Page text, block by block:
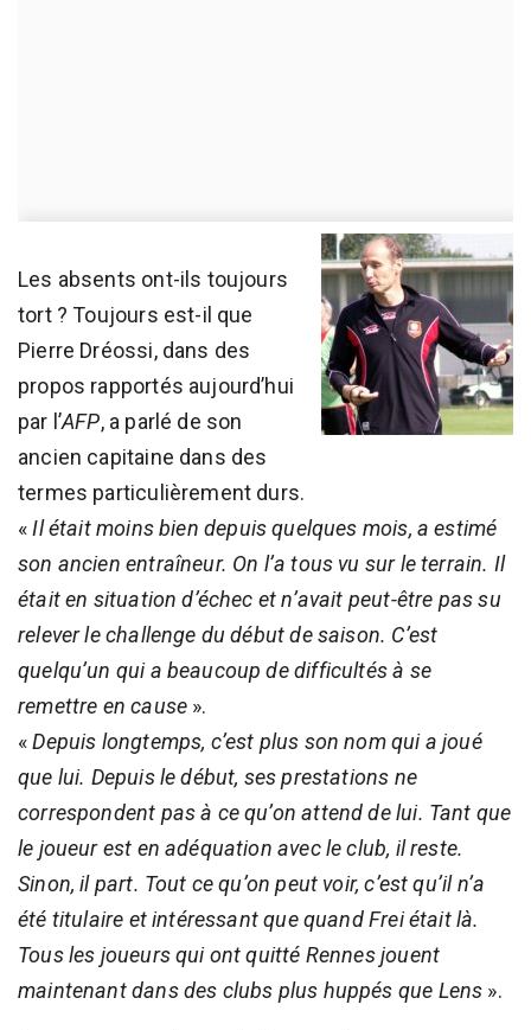
Les absents ont-ils toujours
tort ? Toujours est-il que
Pierre Dréossi, dans des
propos rapportés aujourd’hui
par l’AFP, a parlé de son
ancien capitaine dans des
termes particulièrement durs.
«Il était moins bien depuis quelques mois, a estimé
son ancien entraîneur. On l’a tous vu sur le terrain. Il
était en situation d’échec et n’avait peut-être pas su
relever le challenge du début de saison. C’est
quelqu’un qui a beaucoup de difficultés à se
remettre en cause ».
«Depuis longtemps, c’est plus son nom qui a joué
que lui. Depuis le début, ses prestations ne
correspondent pas à ce qu’on attend de lui. Tant que
le joueur est en adéquation avec le club, il reste.
Sinon, il part. Tout ce qu’on peut voir, c’est qu’il n’a
été titulaire et intéressant que quand Frei était là.
Tous les joueurs qui ont quitté Rennes jouent
maintenant dans des clubs plus huppés que Lens ».